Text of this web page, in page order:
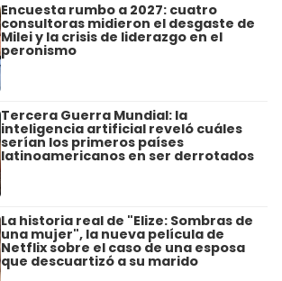
Encuesta rumbo a 2027: cuatro
consultoras midieron el desgaste de
Milei y la crisis de liderazgo en el
peronismo
Tercera Guerra Mundial: la
inteligencia artificial reveló cuáles
serían los primeros países
latinoamericanos en ser derrotados
La historia real de "Elize: Sombras de
una mujer", la nueva película de
Netflix sobre el caso de una esposa
que descuartizó a su marido